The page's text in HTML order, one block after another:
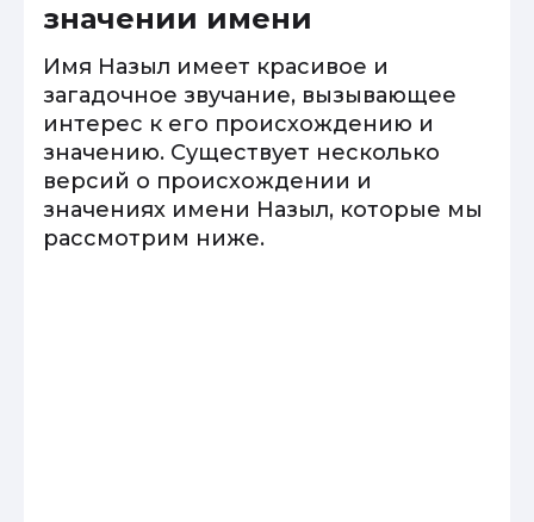
значении имени
Имя Назыл имеет красивое и
загадочное звучание, вызывающее
интерес к его происхождению и
значению. Существует несколько
версий о происхождении и
значениях имени Назыл, которые мы
рассмотрим ниже.